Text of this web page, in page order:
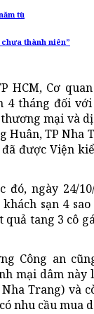
tù
thành niên”
HCM, Cơ
4 tháng đối
mại và
Huân, TP Nha
được Viện
ngày 24/
sạn 4
tang 3 cô
Công an
mại dâm này
Trang) và
nhu cầu mua